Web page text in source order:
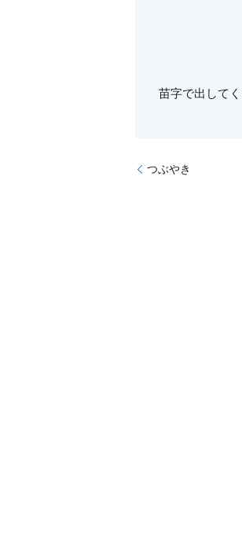
苗字で出して
つぶやき